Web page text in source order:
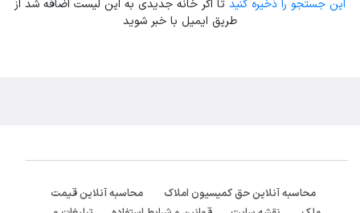
این جستجو را ذخیره کنید تا اگر خانه جدیدی به این لیست اضافه شد از
طریق ایمیل با خبر شوید
محاسبه آنلاین حق کمیسیون املاک
محاسبه آنلاین قیمت